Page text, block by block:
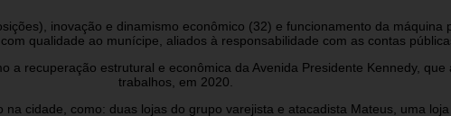
inovação e dinamismo econômico (32) e funcionamento da
qualidade ao munícipe, aliados à responsabilidade com as contas
a recuperação estrutural e econômica da Avenida Presidente Kennedy,
trabalhos, em 2020.
cidade, como: duas lojas do grupo varejista e atacadista Mateus, uma